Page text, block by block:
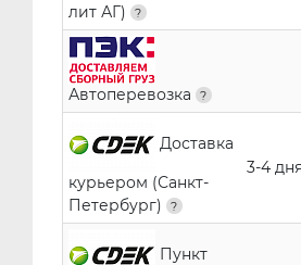
лит АГ)
Автоперевозка
Доставка
курьером (Санкт-
Петербург)
3-4 дня
Пункт